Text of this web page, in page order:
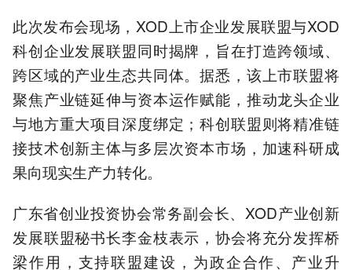
此次发布会现场，XOD上市企业发展联盟与XOD
科创企业发展联盟同时揭牌，旨在打造跨领域、
跨区域的产业生态共同体。据悉，该上市联盟将
聚焦产业链延伸与资本运作赋能，推动龙头企业
与地方重大项目深度绑定；科创联盟则将精准链
接技术创新主体与多层次资本市场，加速科研成
果向现实生产力转化。
广东省创业投资协会常务副会长、XOD产业创新
发展联盟秘书长李金枝表示，协会将充分发挥桥
梁作用，支持联盟建设，为政企合作、产业升